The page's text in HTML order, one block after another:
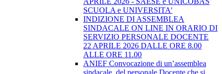
SCUOLA e UNIVERSITA'
INDIZIONE DI ASSEMBLEA
SINDACALE ON LINE IN ORARIO DI
SERVIZIO PERSONALE DOCENTE
22 APRILE 2026 DALLE ORE 8.00
ALLE ORE 11.00
ANIEF Convocazione di un’assemblea